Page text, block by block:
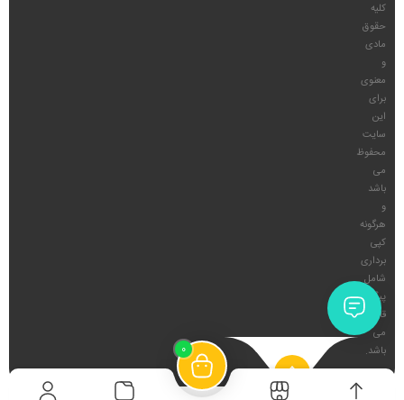
0
کلیه
حقوق
مادی
و
معنوی
برای
این
سایت
محفوظ
می
باشد
و
هرگونه
کپی
برداری
شامل
پیگرد
قانونی
می
باشد.